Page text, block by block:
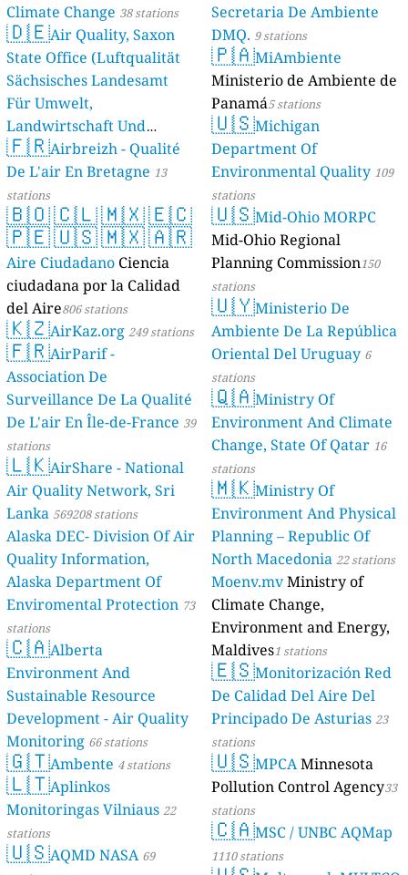
Climate Change 38 stations
🇩🇪Air Quality, Saxon
State Office (Luftqualität
Sächsisches Landesamt
Für Umwelt,
Landwirtschaft Und
Geologie) 50 stations
🇫🇷Airbreizh - Qualité
De L'air En Bretagne 13
stations
🇧🇴🇨🇱🇲🇽🇪🇨
🇵🇪🇺🇸🇲🇽🇦🇷
Aire Ciudadano Ciencia
ciudadana por la Calidad
del Aire806 stations
🇰🇿AirKaz.org 249 stations
🇫🇷AirParif -
Association De
Surveillance De La Qualité
De L'air En Île-de-France 39
stations
🇱🇰AirShare - National
Air Quality Network, Sri
Lanka 569208 stations
Alaska DEC- Division Of Air
Quality Information,
Alaska Department Of
Enviromental Protection 73
stations
🇨🇦Alberta
Environment And
Sustainable Resource
Development - Air Quality
Monitoring 66 stations
🇬🇹Ambente 4 stations
🇱🇹Aplinkos
Monitoringas Vilniaus 22
stations
🇺🇸AQMD NASA 69
Secretaria De Ambiente
DMQ. 9 stations
🇵🇦MiAmbiente
Ministerio de Ambiente de
Panamá5 stations
🇺🇸Michigan
Department Of
Environmental Quality 109
stations
🇺🇸Mid-Ohio MORPC
Mid-Ohio Regional
Planning Commission150
stations
🇺🇾Ministerio De
Ambiente De La República
Oriental Del Uruguay 6
stations
🇶🇦Ministry Of
Environment And Climate
Change, State Of Qatar 16
stations
🇲🇰Ministry Of
Environment And Physical
Planning – Republic Of
North Macedonia 22 stations
Moenv.mvMinistry of
Climate Change,
Environment and Energy,
Maldives1 stations
🇪🇸Monitorización Red
De Calidad Del Aire Del
Principado De Asturias 23
stations
🇺🇸MPCAMinnesota
Pollution Control Agency33
stations
🇨🇦MSC / UNBC AQMap
1110 stations